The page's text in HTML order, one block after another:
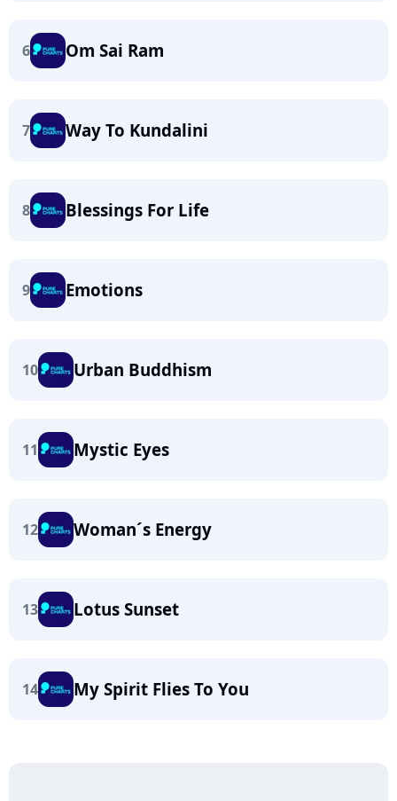
6 Om Sai Ram
7 Way To Kundalini
8 Blessings For Life
9 Emotions
10 Urban Buddhism
11 Mystic Eyes
12 Woman´s Energy
13 Lotus Sunset
14 My Spirit Flies To You